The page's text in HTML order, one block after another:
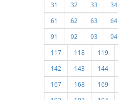
31
32 33 34
61
62 63 64
91
92 93 94
117
118 119
142
143 144
167
168 169